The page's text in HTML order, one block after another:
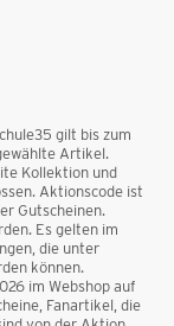
gilt bis zum
Artikel.
Kollektion und
Aktionscode ist
Gutscheinen.
Es gelten im
die unter
können.
im Webshop auf
Fanartikel, die